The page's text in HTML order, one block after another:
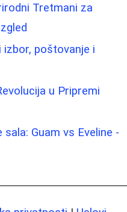
Tretmani za
izbor, poštovanje i
u Pripremi
Guam vs Eveline -